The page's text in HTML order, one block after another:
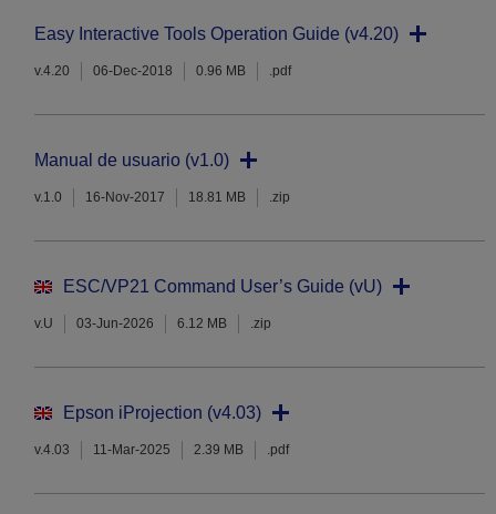
Easy Interactive Tools Operation Guide (v4.20)
v.4.20 06-Dec-2018 0.96 MB .pdf
Manual de usuario (v1.0)
v.1.0 16-Nov-2017 18.81 MB .zip
ESC/VP21 Command User’s Guide (vU)
v.U 03-Jun-2026 6.12 MB .zip
Epson iProjection (v4.03)
v.4.03 11-Mar-2025 2.39 MB .pdf